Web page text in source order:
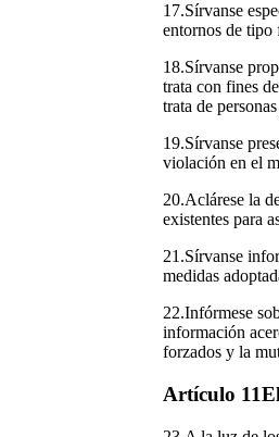
17.Sírvanse
entornos de tipo
18.Sírvanse
trata con fines
trata de
19.Sírvanse
violación en el
20.Aclárese la
existentes para
21.Sírvanse
medidas
22.Infórmese
información
forzados y la
Artículo